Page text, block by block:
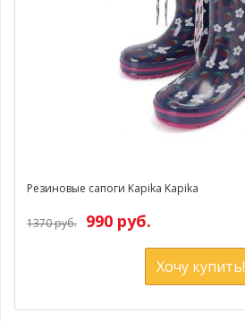
Резиновые сапоги Kapika Kapika
1370 руб. 990 руб.
Хочу купить!